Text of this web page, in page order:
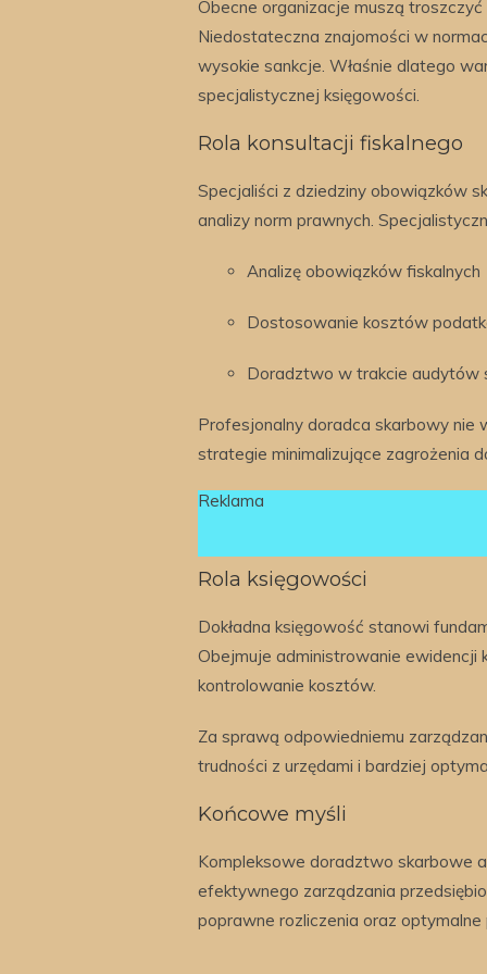
Obecne organizacje muszą
Niedostateczna znajomości w
wysokie sankcje. Właśnie dlatego
specjalistycznej księgowości.
Rola konsultacji fiskalnego
Specjaliści z dziedziny obowiązków
analizy norm prawnych.
Analizę obowiązków fiskalnych
Dostosowanie kosztów
Doradztwo w trakcie audytów
Profesjonalny doradca skarbowy nie
strategie minimalizujące zagrożenia
Reklama
Rola księgowości
Dokładna księgowość stanowi
Obejmuje administrowanie
kontrolowanie kosztów.
Za sprawą odpowiedniemu
trudności z urzędami i bardziej
Końcowe myśli
Kompleksowe doradztwo skarbowe
efektywnego zarządzania
poprawne rozliczenia oraz